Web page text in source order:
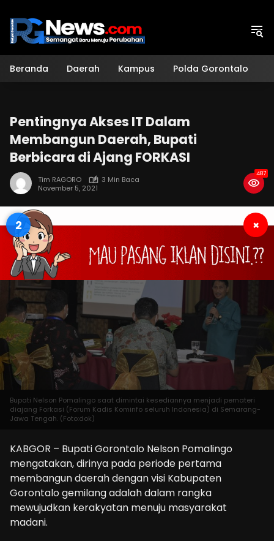
konten
Beranda Daerah Kampus Polda Gorontalo
Pentingnya Akses IT Dalam
Membangun Daerah, Bupati
Berbicara di Ajang FORKASI
Tim RAGORO
3 Min Baca
November 5, 2021
487
2 ×
Bupati Nelson Pomalingo saat dimintai kesediannya menjadi pemateri
diajang Forkasi (Forum Kadis Kominfo seluruh Indonesia) di Semarang-
Jawa Tengah. (Foto:dok)
KABGOR – Bupati Gorontalo Nelson Pomalingo
mengatakan, dirinya pada periode pertama
membangun daerah dengan visi Kabupaten
Gorontalo gemilang adalah dalam rangka
mewujudkan kerakyatan menuju masyarakat
madani.